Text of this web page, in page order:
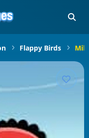
Flappy Birds